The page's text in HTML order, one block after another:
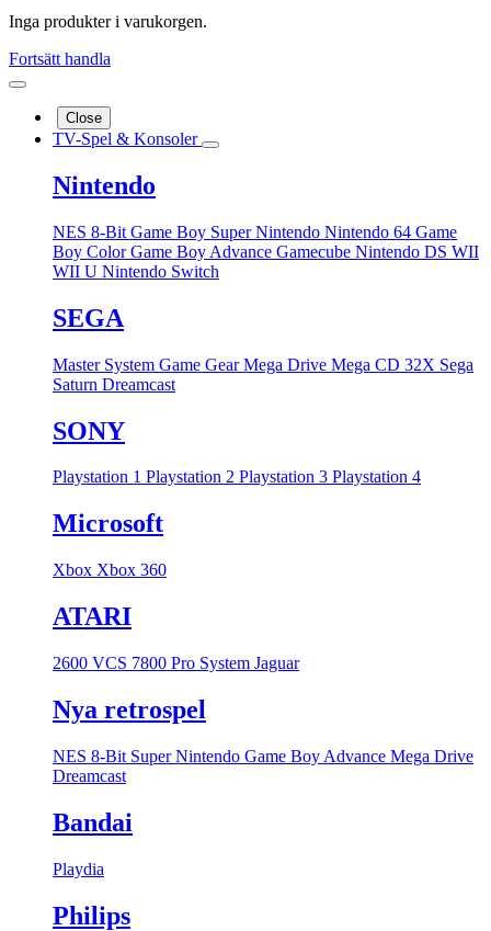
Inga produkter i varukorgen.
Fortsätt handla
Close
TV-Spel & Konsoler
Nintendo
NES 8-Bit Game Boy Super Nintendo Nintendo 64 Game
Boy ColorGame Boy Advance Gamecube Nintendo DS WII
WII U Nintendo Switch
SEGA
Master System Game GearMega Drive Mega CD 32X Sega
Saturn Dreamcast
SONY
Playstation 1 Playstation 2 Playstation 3 Playstation 4
Microsoft
Xbox Xbox 360
ATARI
2600 VCS 7800 Pro System Jaguar
Nya retrospel
NES 8-Bit Super Nintendo Game Boy Advance Mega Drive
Dreamcast
Bandai
Playdia
Philips